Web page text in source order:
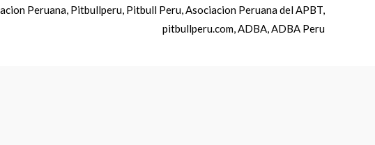
Peruana, Pitbullperu, Pitbull Peru, Asociacion Peruana del APBT,
pitbullperu.com, ADBA, ADBA Peru